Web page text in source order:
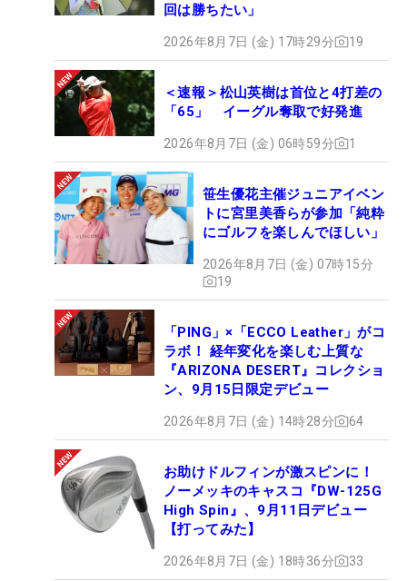
回は勝ちたい」
2026年8月7日 (金) 17時29分 19
＜速報＞松山英樹は首位と4打差の
「65」 イーグル奪取で好発進
2026年8月7日 (金) 06時59分 1
笹生優花主催ジュニアイベン
トに宮里美香らが参加「純粋
にゴルフを楽しんでほしい」
2026年8月7日 (金) 07時15分
19
「PING」×「ECCO Leather」がコ
ラボ！ 経年変化を楽しむ上質な
『ARIZONA DESERT』コレクショ
ン、9月15日限定デビュー
2026年8月7日 (金) 14時28分 64
お助けドルフィンが激スピンに！
ノーメッキのキャスコ『DW-125G
High Spin』、9月11日デビュー
【打ってみた】
2026年8月7日 (金) 18時36分 33